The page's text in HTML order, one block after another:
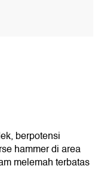
berpotensi
hammer di area
melemah terbatas